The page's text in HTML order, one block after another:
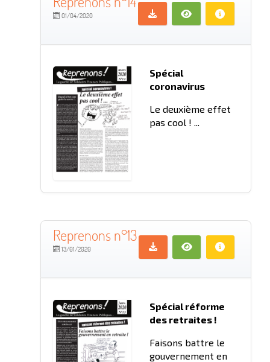
01/04/2020
Spécial
coronavirus
Le deuxième effet
pas cool ! ...
Reprenons n°13
13/01/2020
Spécial réforme
des retraites !
Faisons battre le
gouvernement en